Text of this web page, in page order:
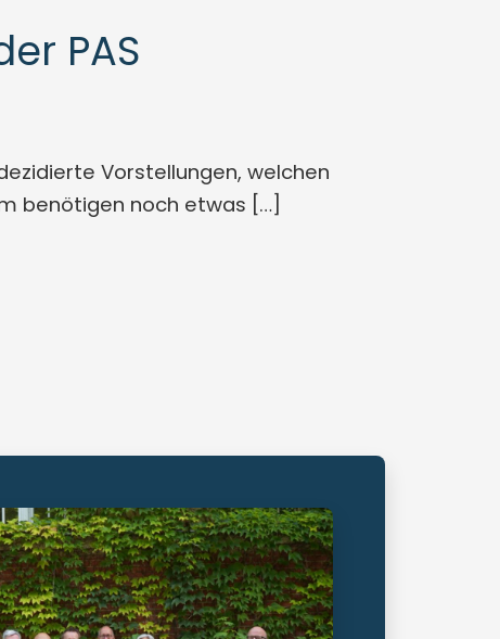
PAS
Vorstellungen, welchen
benötigen noch etwas […]